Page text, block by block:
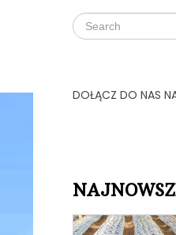
DOŁĄCZ DO NAS